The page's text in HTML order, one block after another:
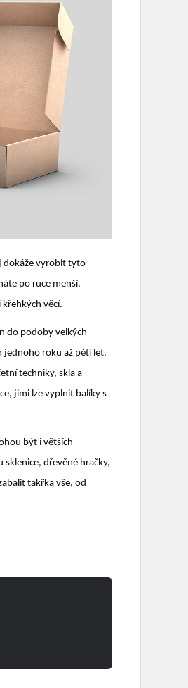
dokáže vyrobit tyto
po ruce menší.
věcí.
do podoby velkých
jednoho roku až pěti let.
techniky, skla a
jimi lze vyplnit balíky s
být i větších
sklenice, dřevěné hračky,
takřka vše, od